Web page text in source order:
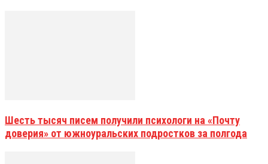
Шесть тысяч писем получили психологи на «Почту
доверия» от южноуральских подростков за полгода